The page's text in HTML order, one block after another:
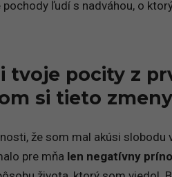
pochody ľudí s nadváhou, o
tvoje pocity z
si tieto
že som mal akúsi slobodu
pre mňa len negatívny